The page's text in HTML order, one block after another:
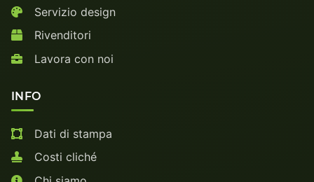
Servizio design
Rivenditori
Lavora con noi
INFO
Dati di stampa
Costi cliché